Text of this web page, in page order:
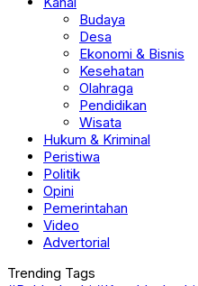
Budaya
Desa
Ekonomi & Bisnis
Kesehatan
Olahraga
Pendidikan
Wisata
Hukum & Kriminal
Peristiwa
Politik
Opini
Pemerintahan
Video
Advertorial
Trending Tags